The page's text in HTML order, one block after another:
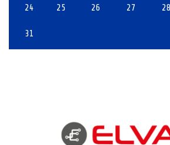
24 25 26 27 28
31